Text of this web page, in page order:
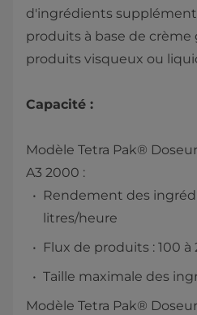
d'ingrédients
produits à base de crème
produits visqueux ou
Capacité :
Modèle Tetra Pak®
A3 2000 :
Rendement des
litres/heure
Flux de produits : 100
Taille maximale des
Modèle Tetra Pak®